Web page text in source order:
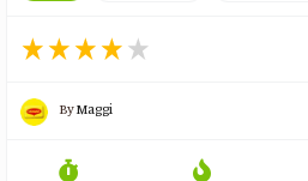
ByMaggi